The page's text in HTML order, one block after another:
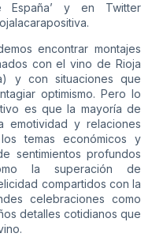
España’ y en Twitter
encontrar montajes
con el vino de Rioja
y con situaciones que
optimismo. Pero lo
es que la mayoría de
emotividad y relaciones
temas económicos y
sentimientos profundos
la superación de
compartidos con la
celebraciones como
detalles cotidianos que